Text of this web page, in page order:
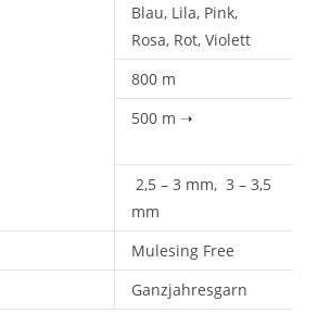
Blau, Lila, Pink,
Rosa, Rot, Violett
800 m
500 m ➝
2,5 – 3 mm, 3 – 3,5
mm
Mulesing Free
Ganzjahresgarn